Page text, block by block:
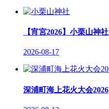
【宵宮2026】小栗山神社
2026-08-17
深浦町海上花火大会2026